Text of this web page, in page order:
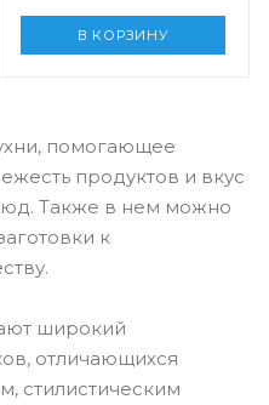
В КОРЗИНУ
помогающее
продуктов и вкус
Также в нем можно
к
широкий
отличающихся
стилистическим